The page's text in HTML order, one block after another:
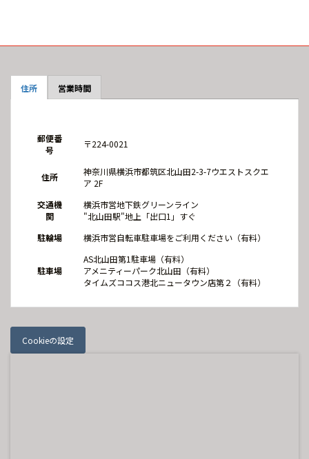
住所 営業時間
郵便番
号
〒224-0021
住所
神奈川県横浜市都筑区北山田2-3-7ウエストスクエ
ア 2F
交通機
関
横浜市営地下鉄グリーンライン
"北山田駅"地上「出口1」すぐ
駐輪場
横浜市営自転車駐車場をご利用ください（有料）
駐車場
AS北山田第1駐車場（有料）
アメニティーパーク北山田（有料）
タイムズココス港北ニュータウン店第２（有料）
Cookieの設定